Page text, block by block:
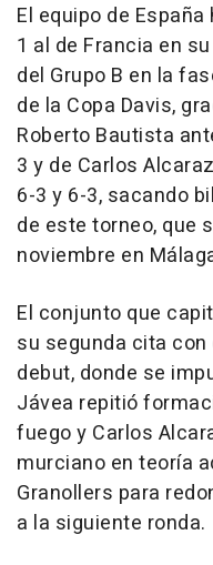
El equipo de
1 al de Francia en
del Grupo B en la
de la Copa Davis,
Roberto Bautista
3 y de Carlos
6-3 y 6-3, sacando
de este torneo, que
noviembre en
El conjunto que
su segunda cita
debut, donde se
Jávea repitió
fuego y Carlos
murciano en teoría
Granollers para
a la siguiente ronda.